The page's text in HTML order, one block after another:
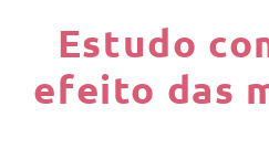
Estudo
efeito das